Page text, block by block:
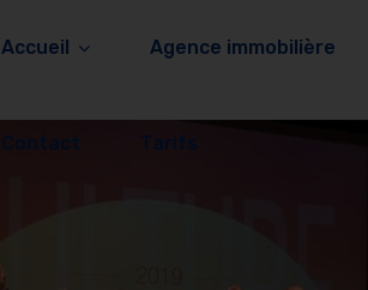
Accueil Agence immobilière
Contact